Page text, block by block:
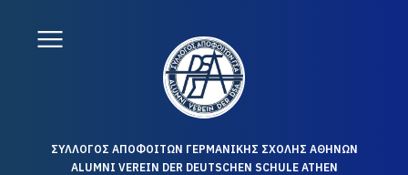
ΣΥΛΛΟΓΟΣ ΑΠΟΦΟΙΤΩΝ ΓΕΡΜΑΝΙΚΗΣ ΣΧΟΛΗΣ ΑΘΗΝΩΝ
ALUMNI VEREIN DER DEUTSCHEN SCHULE ATHEN